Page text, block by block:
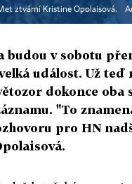
ztvární Kristine Opolaisová.
budou v sobotu
událost. Už
dokonce
"To
pro HN